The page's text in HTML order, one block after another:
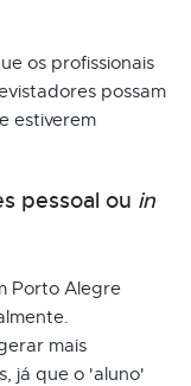
os profissionais
possam
estiverem
pessoal ou in
Porto Alegre
mais
já que o 'aluno'